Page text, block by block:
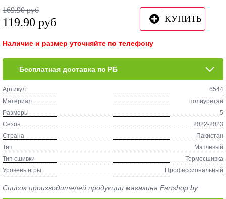
169.90 руб
119.90 руб КУПИТЬ
Наличие и размер уточняйте по телефону
Бесплатная доставка по РБ
Артикул
6544
Материал
полиуретан
Размеры
5
Сезон
2022-2023
Страна
Пакистан
Тип
Матчевый
Тип сшивки
Термосшивка
Уровень игры
Профессиональный
Список производителей продукции магазина Fanshop.by